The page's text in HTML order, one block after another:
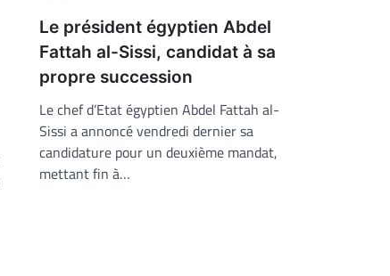
Le président égyptien Abdel
Fattah al-Sissi, candidat à sa
propre succession
Le chef d’Etat égyptien Abdel Fattah al-
Sissi a annoncé vendredi dernier sa
candidature pour un deuxième mandat,
mettant fin à…